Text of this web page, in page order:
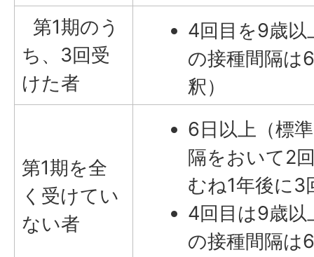
第1期のう
ち、3回受
けた者
4回目を9歳以
の接種間隔は
釈）
第1期を全
く受けてい
ない者
6日以上（標
隔をおいて2
むね1年後に3
4回目は9歳以
の接種間隔は